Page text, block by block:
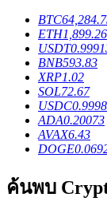
ลงทุนอัตโนมั
คว้าผลกำไ
BTC
ETH1,899.26
USDT
BNB593.83
XRP1.02
SOL72.67
USDC
ADA0.20073
AVAX6.43
DOGE
ค้นพบ